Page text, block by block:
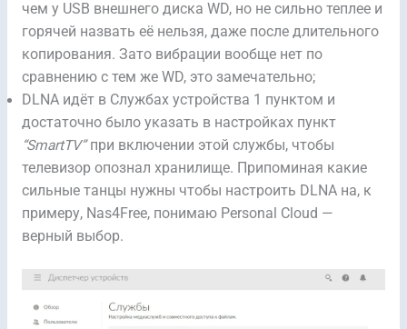
чем у USB внешнего диска WD, но не сильно теплее и
горячей назвать её нельзя, даже после длительного
копирования. Зато вибрации вообще нет по
сравнению с тем же WD, это замечательно;
DLNA идёт в Службах устройства 1 пунктом и
достаточно было указать в настройках пункт
“SmartTV”при включении этой службы, чтобы
телевизор опознал хранилище. Припоминая какие
сильные танцы нужны чтобы настроить DLNA на, к
примеру, Nas4Free, понимаю Personal Cloud —
верный выбор.